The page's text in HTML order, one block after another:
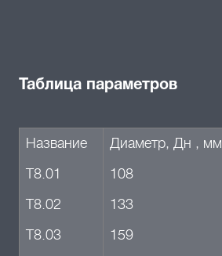
Таблица параметров
Название Диаметр, Дн , мм
Т8.01
108
Т8.02
133
Т8.03
159